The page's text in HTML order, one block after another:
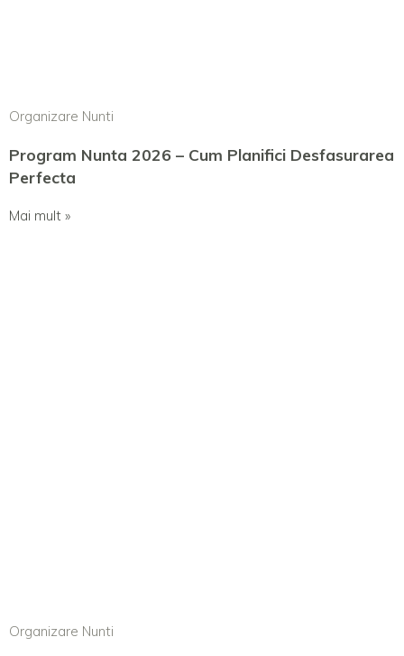
Organizare Nunti
Program Nunta 2026 – Cum Planifici Desfasurarea
Perfecta
Mai mult »
Organizare Nunti